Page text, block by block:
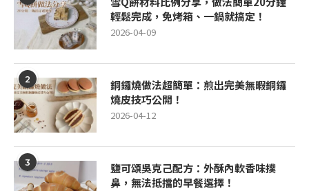
輕鬆完成，免烤箱、一鍋就搞定！
2026-04-09
2
銅鑼燒做法超簡單：煎出完美無暇銅鑼
燒皮技巧公開！
2026-04-12
3
鹽可頌吳克己配方：外酥內軟香味撲
鼻，無法抵擋的早餐選擇！